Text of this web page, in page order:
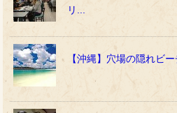
リ...
【沖縄】穴場の隠れビ